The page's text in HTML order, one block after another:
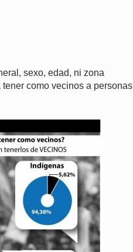
sexo, edad, ni zona
como vecinos a personas